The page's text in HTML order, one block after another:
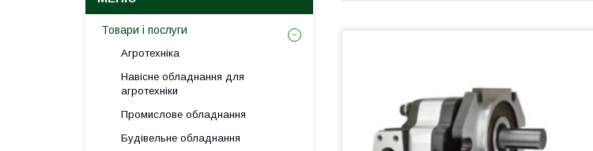
Товари і послуги
Агротехніка
Навісне обладнання для
агротехніки
Промислове обладнання
Будівельне обладнання